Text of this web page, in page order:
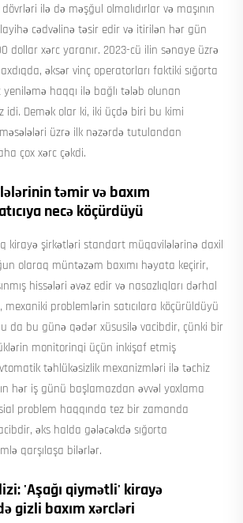
ilə də məşğul olmalıdırlar və maşının
cədvəlinə təsir edir və itirilən hər gün
dollar xərc yaranır. 2023-cü ilin sənaye üzrə
əksər vinç operatorları faktiki sığorta
haqqı ilə bağlı tələb olunan
idi. Demək olar ki, iki üçdə biri bu kimi
üzrə ilk nəzərdə tutulandan
çox xərc çəkdi.
təmir və baxım
necə köçürdüyü
kirayə şirkətləri standart müqavilələrinə daxil
olaraq müntəzəm baxımı həyata keçirir,
hissələri əvəz edir və nasazlıqları dərhal
mexaniki problemlərin satıcılara köçürüldüyü
da bu günə qədər xüsusilə vacibdir, çünki bir
monitorinqi üçün inkişaf etmiş
təhlükəsizlik mexanizmləri ilə təchiz
hər iş günü başlamazdan əvvəl yoxlama
problem haqqında tez bir zamanda
əks halda gələcəkdə sığorta
qarşılaşa bilərlər.
'Aşağı qiymətli' kirayə
gizli baxım xərcləri